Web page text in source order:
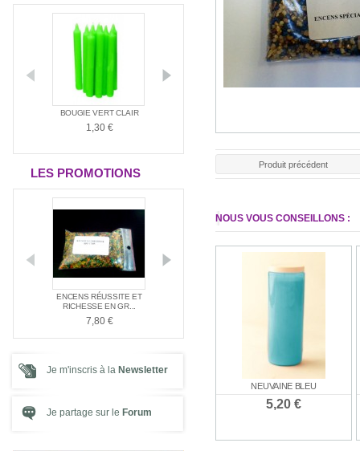
BOUGIE VERT CLAIR
1,30 €
LES PROMOTIONS
ENCENS RÉUSSITE ET
RICHESSE EN GR...
7,80 €
Je m'inscris à la Newsletter
Je partage sur le Forum
Produit précédent
NOUS VOUS CONSEILLONS :
NEUVAINE BLEU
5,20 €